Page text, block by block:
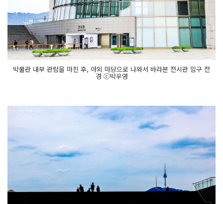
박물관 내부 관람을 마친 후, 야외 마당으로 나와서 바라본 전시관 입구 전
경 ⓒ박우영